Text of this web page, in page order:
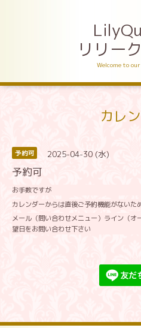
リリー
Welcome to
カレ
予約可 2025-04-30 (水)
予約可
お手数ですが
カレンダーからは直後ご予約機能がないた
メール（問い合わせメニュー）ライン（
望日をお問い合わせ下さい